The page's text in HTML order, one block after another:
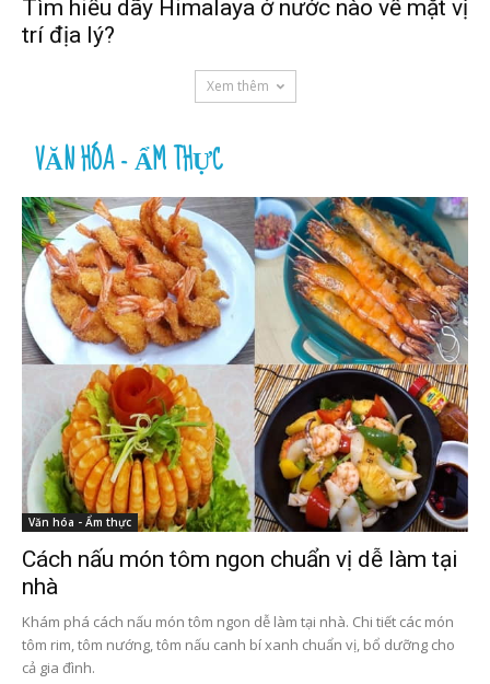
Tìm hiểu dãy Himalaya ở nước nào về mặt vị
trí địa lý?
Xem thêm
VĂN HÓA - ẨM THỰC
Văn hóa - Ẩm thực
Cách nấu món tôm ngon chuẩn vị dễ làm tại
nhà
Khám phá cách nấu món tôm ngon dễ làm tại nhà. Chi tiết các món
tôm rim, tôm nướng, tôm nấu canh bí xanh chuẩn vị, bổ dưỡng cho
cả gia đình.